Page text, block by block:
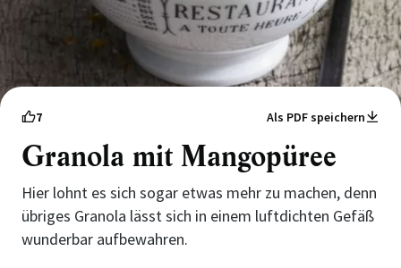
7 Als PDF speichern
Granola mit Mangopüree
Hier lohnt es sich sogar etwas mehr zu machen, denn
übriges Granola lässt sich in einem luftdichten Gefäß
wunderbar aufbewahren.